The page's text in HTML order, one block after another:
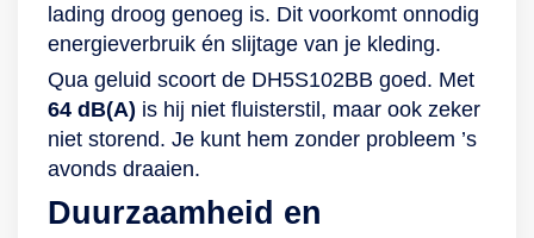
lading droog genoeg is. Dit voorkomt onnodig
energieverbruik én slijtage van je kleding.
Qua geluid scoort de DH5S102BB goed. Met
64 dB(A) is hij niet fluisterstil, maar ook zeker
niet storend. Je kunt hem zonder probleem ’s
avonds draaien.
Duurzaamheid en